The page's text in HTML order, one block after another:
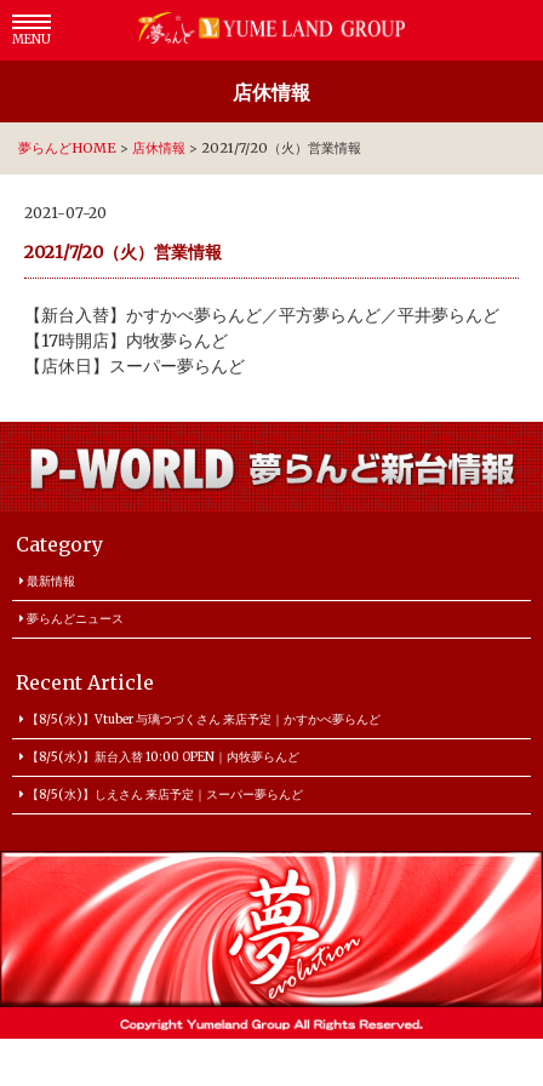
MENU
店休情報
夢らんどHOME > 店休情報 > 2021/7/20（火）営業情報
2021-07-20
2021/7/20（火）営業情報
【新台入替】かすかべ夢らんど／平方夢らんど／平井夢らんど
【17時開店】内牧夢らんど
【店休日】スーパー夢らんど
Category
最新情報
夢らんどニュース
Recent Article
【8/5(水)】Vtuber 与璃つづくさん 来店予定｜かすかべ夢らんど
【8/5(水)】新台入替 10:00 OPEN｜内牧夢らんど
【8/5(水)】しえさん 来店予定｜スーパー夢らんど